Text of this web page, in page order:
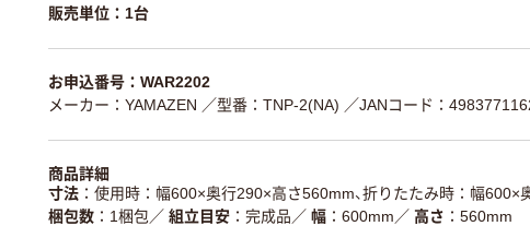
販売単位：1台
お申込番号：WAR2202
メーカー：YAMAZEN ／型番：TNP-2(NA) ／JANコード：
商品詳細
寸法
使用時：幅600×奥行290×高さ560mm、折りたたみ時：幅600×
梱包数
1梱包 ／ 組立目安 完成品 ／ 幅 600mm ／ 高さ
560mm